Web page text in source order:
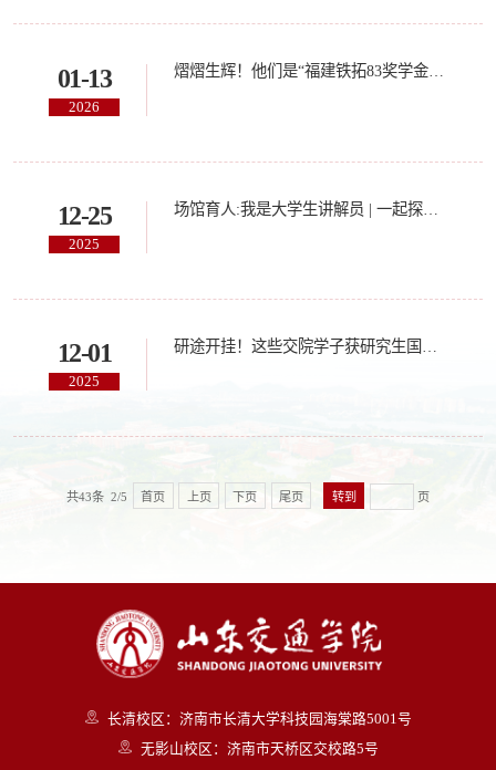
01-13
2026
熠熠生辉！他们是“福建铁拓83奖学金”获得者
12-25
2025
12-01
2025
共43条 2/5 首页 上页 下页 尾页 页
长清校区：济南市长清大学科技园海棠路5001号
无影山校区：济南市天桥区交校路5号